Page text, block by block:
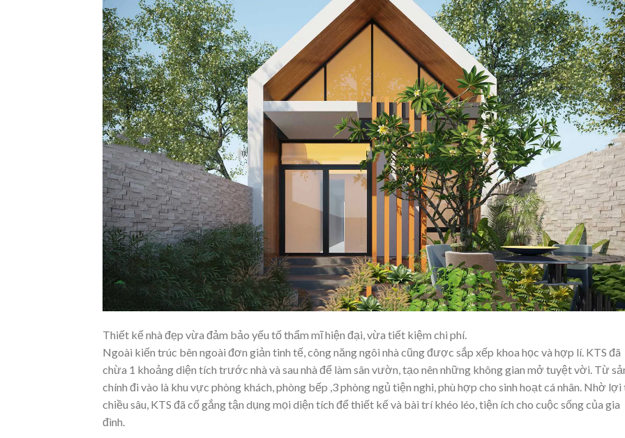
Thiết kế nhà đẹp vừa đảm bảo yếu tố thẩm mĩ hiện đại, vừa tiết kiệm chi phí.
Ngoài kiến trúc bên ngoài đơn giản tinh tế, công năng ngôi nhà cũng được sắp xếp khoa học và hợp lí. KTS đã
chừa 1 khoảng diện tích trước nhà và sau nhà để làm sân vườn, tạo nên những không gian mở tuyệt vời. Từ
chính đi vào là khu vực phòng khách, phòng bếp ,3 phòng ngủ tiện nghi, phù hợp cho sinh hoạt cá nhân. Nhờ lợi
chiều sâu, KTS đã cố gắng tận dụng mọi diện tích để thiết kế và bài trí khéo léo, tiện ích cho cuộc sống của gia
đình.